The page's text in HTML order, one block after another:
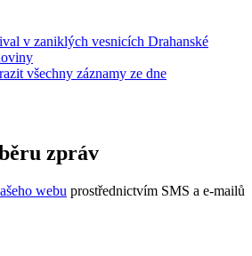
v zaniklých vesnicích Drahanské
všechny záznamy ze dne
zpráv
webu prostřednictvím SMS a e-mailů